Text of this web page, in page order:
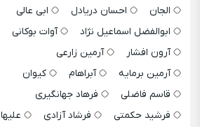
الجان
احسان دریادل
ابی عالی
ابوالفضل اسماعیل نژاد
آوات بوکانی
آرون افشار
آرمین زارعی
آرمین برمایه
آبراهام
کیوان
قاسم فاضلی
فرهاد جهانگیری
فرشید حکمتی
فرشاد آزادی
علیها